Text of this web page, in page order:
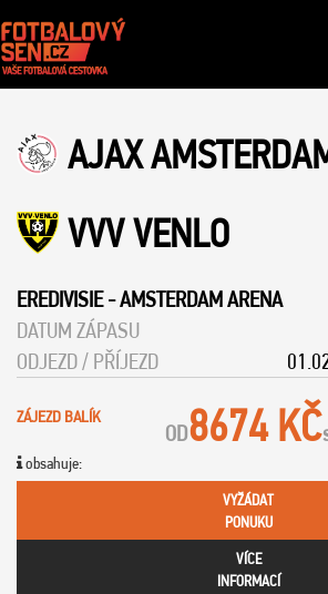
AJAX
VVV VENLO
EREDIVISIE-AMSTERDAM ARENA
DATUM ZÁPASU
ODJEZD / PŘÍJEZD
ZÁJEZD BALÍK
obsahuje:
OD8674 KČ
VYŽÁDAT
PONUKU
VÍCE
INFORMACÍ